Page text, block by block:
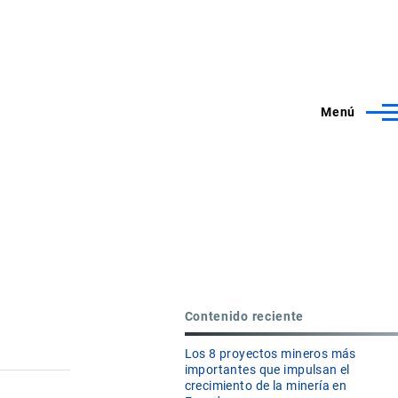
Menú
Contenido reciente
Los 8 proyectos mineros más
importantes que impulsan el
crecimiento de la minería en